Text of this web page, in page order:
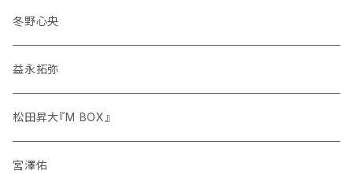
冬野心央
益永拓弥
松田昇大『M BOX』
宮澤佑